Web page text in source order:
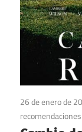
26 de enero de
recomendaciones